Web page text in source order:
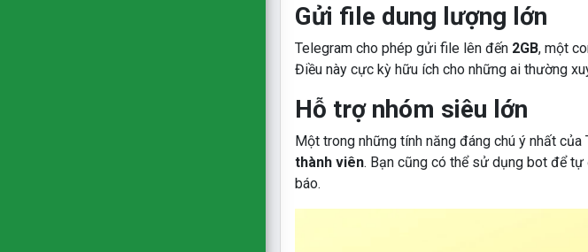
Gửi file dung lượng lớn
Telegram cho phép gửi file lên đến 2GB, một
Điều này cực kỳ hữu ích cho những ai thường
Hỗ trợ nhóm siêu lớn
Một trong những tính năng đáng chú ý nhất
thành viên. Bạn cũng có thể sử dụng bot để
báo.